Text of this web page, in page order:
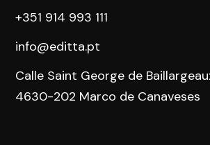
+351 914 993 111
info@editta.pt
Calle Saint George de
4630-202 Marco de Canaveses